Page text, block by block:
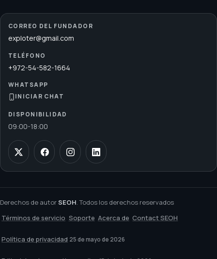
CORREO DEL FUNDADOR
exploter@gmail.com
TELÉFONO
+972-54-582-1664
WHATSAPP
INICIAR CHAT
DISPONIBILIDAD
09:00-18:00
Derechos de autorSEOH. Todos los derechos reservados
Términos de servicio Soporte Acerca de Contact SEOH
Política de privacidad 25 de mayo de 2026